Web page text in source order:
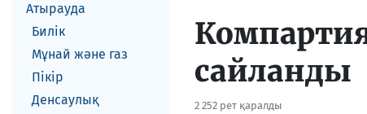
Атырауда
Билік
Мұнай және газ
Пікір
Денсаулық
сайланды
2 252 рет қаралды